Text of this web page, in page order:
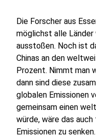
Die Forscher aus
möglichst alle
ausstoßen. Noch ist
Chinas an den
Prozent. Nimmt man
dann sind diese
globalen Emissionen
gemeinsam einen
würde, wäre das
Emissionen zu